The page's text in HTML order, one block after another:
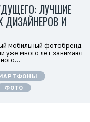
О
О
О
«
х
к
м
п
а
н
I
ЛУЧШИЕ
И
мобильный фотобренд.
уже много лет занимают
ФОТО